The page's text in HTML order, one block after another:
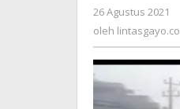
26 Agustus 2021
oleh lintasgayo.co